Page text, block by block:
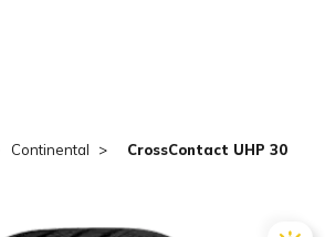
Continental CrossContact UHP 305/40